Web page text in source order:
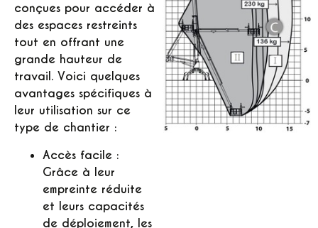
conçues pour accéder à
des espaces restreints
tout en offrant une
grande hauteur de
travail. Voici quelques
avantages spécifiques à
leur utilisation sur ce
type de chantier :
Accès facile :
Grâce à leur
empreinte réduite
et leurs capacités
de déploiement, les